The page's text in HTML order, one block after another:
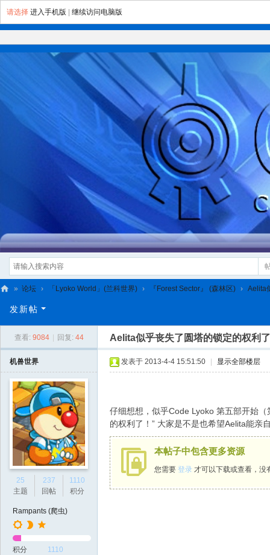
请选择 进入手机版 继续访问电脑版
L
» 论坛 › 「Lyoko World」(兰科世界) › 『Forest Sector』 (森林区) › Aelita
发新帖
查看: 9084 回复: 44 Aelita似乎丧失了圆塔的锁定的权利
机兽世界
25
主题
237
回帖
1110
积分
Rampants (爬虫)
积分 1110
发表于 2013-4-4 15:51:50 显示全部楼层
仔细想想，似乎Code Lyoko 第五部开始
的权利了！” 大家是不是也希望Aelita能亲
本帖子中包含更多资源
您需要 登录 才可以下载或查看，没